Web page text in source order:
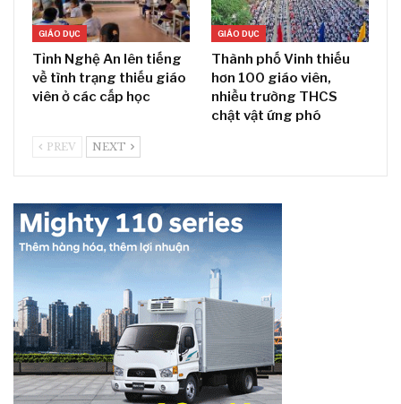
GIÁO DỤC
Tỉnh Nghệ An lên tiếng
về tình trạng thiếu giáo
viên ở các cấp học
GIÁO DỤC
Thành phố Vinh thiếu
hơn 100 giáo viên,
nhiều trường THCS
chật vật ứng phó
PREV NEXT